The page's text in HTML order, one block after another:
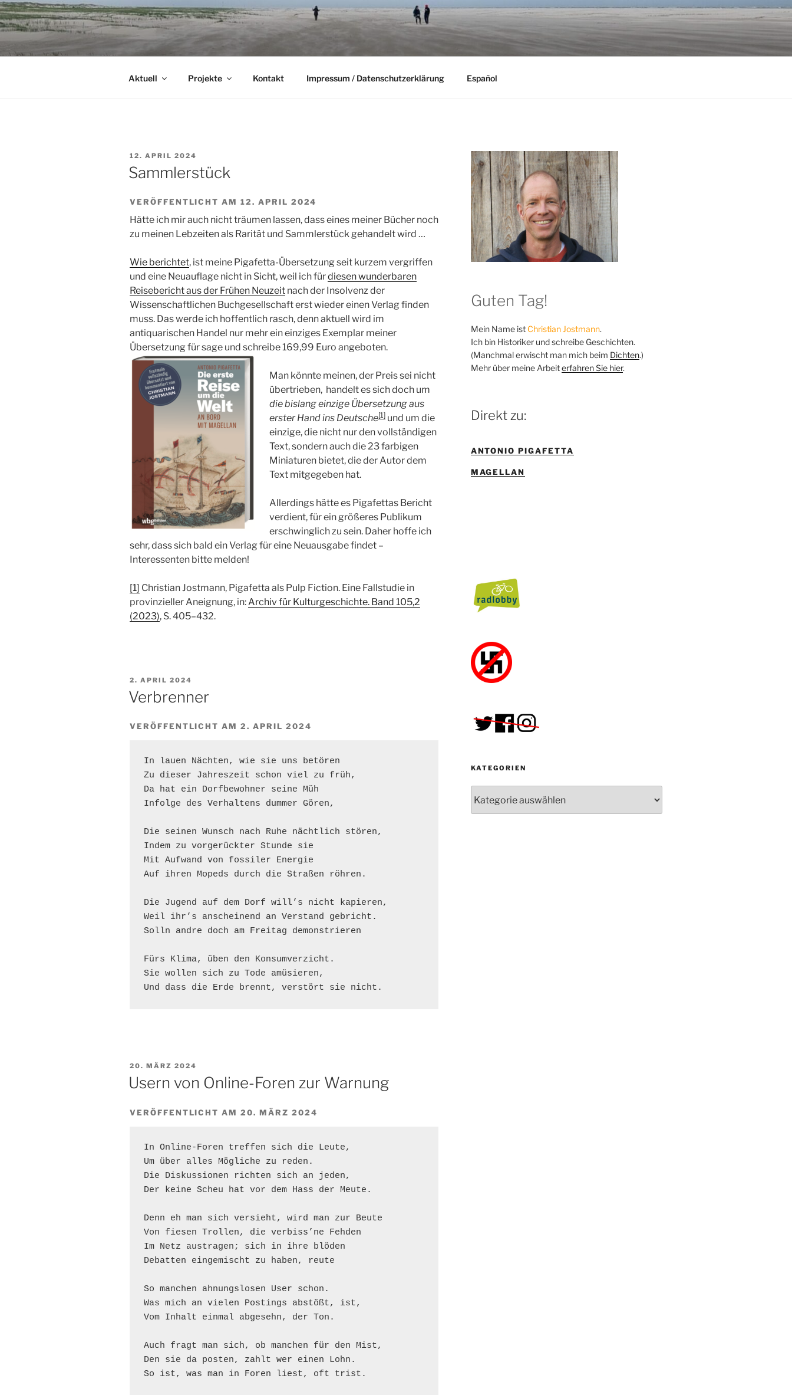
Zum
Inhalt
springen
Aktuell Projekte Kontakt Impressum / Datenschutzerklärung Español
VERÖFFENTLICHT
AM
12. APRIL 2024
Sammlerstück
VERÖFFENTLICHT AM 12. APRIL 2024
Hätte ich mir auch nicht träumen lassen, dass eines meiner Bücher noch
zu meinen Lebzeiten als Rarität und Sammlerstück gehandelt wird …
Wie berichtet, ist meine Pigafetta-Übersetzung seit kurzem vergriffen
und eine Neuauflage nicht in Sicht, weil ich fürdiesen wunderbaren
Reisebericht aus der Frühen Neuzeit nach der Insolvenz der
Wissenschaftlichen Buchgesellschaft erst wieder einen Verlag finden
muss. Das werde ich hoffentlich rasch, denn aktuell wird im
antiquarischen Handel nur mehr ein einziges Exemplar meiner
Übersetzung für sage und schreibe 169,99 Euro angeboten.
Man könnte meinen, der Preis sei nicht
übertrieben, handelt es sich doch um
die bislang einzige Übersetzung aus
erster Hand ins Deutsche[1] und um die
einzige, die nicht nur den vollständigen
Text, sondern auch die 23 farbigen
Miniaturen bietet, die der Autor dem
Text mitgegeben hat.
Allerdings hätte es Pigafettas Bericht
verdient, für ein größeres Publikum
erschwinglich zu sein. Daher hoffe ich
sehr, dass sich bald ein Verlag für eine Neuausgabe findet –
Interessenten bitte melden!
[1] Christian Jostmann, Pigafetta als Pulp Fiction. Eine Fallstudie in
provinzieller Aneignung, in:Archiv für Kulturgeschichte. Band 105,2
(2023), S. 405–432.
VERÖFFENTLICHT
AM
2. APRIL 2024
Verbrenner
VERÖFFENTLICHT AM 2. APRIL 2024
In lauen Nächten, wie sie uns betören
Zu dieser Jahreszeit schon viel zu früh,
Da hat ein Dorfbewohner seine Müh
Infolge des Verhaltens dummer Gören,
Die seinen Wunsch nach Ruhe nächtlich stören,
Indem zu vorgerückter Stunde sie
Mit Aufwand von fossiler Energie
Auf ihren Mopeds durch die Straßen röhren.
Die Jugend auf dem Dorf will’s nicht kapieren,
Weil ihr’s anscheinend an Verstand gebricht.
Solln andre doch am Freitag demonstrieren
Fürs Klima, üben den Konsumverzicht.
Sie wollen sich zu Tode amüsieren,
Und dass die Erde brennt, verstört sie nicht.
VERÖFFENTLICHT
AM
20. MÄRZ 2024
Usern von Online-Foren zur Warnung
VERÖFFENTLICHT AM 20. MÄRZ 2024
In Online-Foren treffen sich die Leute,
Um über alles Mögliche zu reden.
Die Diskussionen richten sich an jeden,
Der keine Scheu hat vor dem Hass der Meute.
Denn eh man sich versieht, wird man zur Beute
Von fiesen Trollen, die verbiss’ne Fehden
Im Netz austragen; sich in ihre blöden
Debatten eingemischt zu haben, reute
So manchen ahnungslosen User schon.
Was mich an vielen Postings abstößt, ist,
Vom Inhalt einmal abgesehn, der Ton.
Auch fragt man sich, ob manchen für den Mist,
Den sie da posten, zahlt wer einen Lohn.
So ist, was man in Foren liest, oft trist.
Guten Tag!
Mein Name ist Christian Jostmann.
Ich bin Historiker und schreibe Geschichten.
(Manchmal erwischt man mich beim Dichten.)
Mehr über meine Arbeiterfahren Sie hier.
Direkt zu:
ANTONIO PIGAFETTA
MAGELLAN
KATEGORIEN